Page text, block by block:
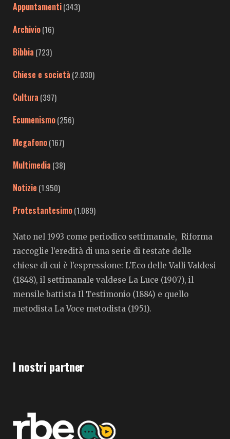
Appuntamenti(343)
Archivio(16)
Bibbia (723)
Chiese e società (2.030)
Cultura (397)
Ecumenismo(256)
Megafono(167)
Multimedia (38)
Notizie (1.950)
Protestantesimo(1.089)
Nato nel 1993 come periodico settimanale, Riforma
raccoglie l’eredità di una serie di testate delle
chiese di cui è l’espressione: L’Eco delle Valli Valdesi
(1848), il settimanale valdese La Luce (1907), il
mensile battista Il Testimonio (1884) e quello
metodista La Voce metodista (1951).
I nostri partner